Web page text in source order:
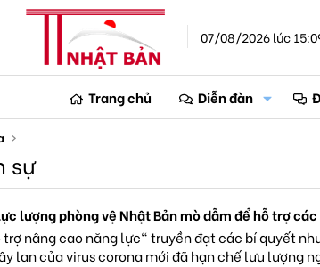
07/08/2026 lúc
Trang chủ Diễn đàn
sự
lượng phòng vệ Nhật Bản mò dẫm để hỗ trợ
trợ nâng cao năng lực" truyền đạt các bí quyết
lan của virus corona mới đã hạn chế lưu lượng